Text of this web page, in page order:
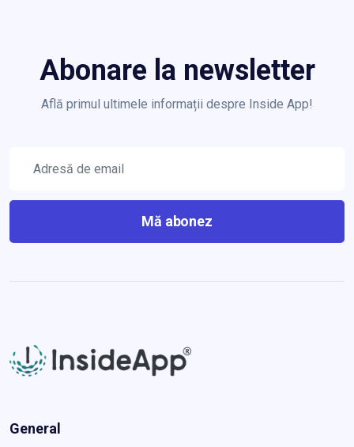
Abonare la newsletter
Află primul ultimele informații despre Inside App!
Mă abonez
General